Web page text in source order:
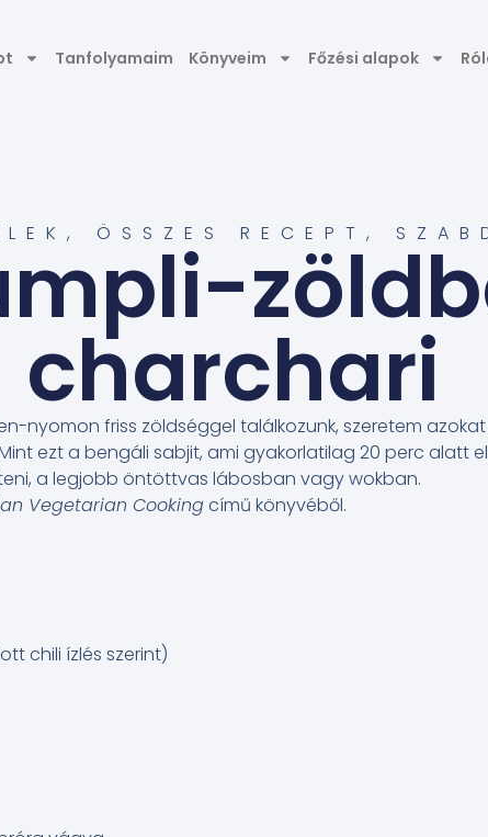
Tanfolyamaim Könyveim Főzési alapok
, ÖSSZES RECEPT ,
charchari
nyomon friss zöldséggel találkozunk, szeretem
ezt a bengáli sabjit, ami gyakorlatilag 20 perc alatt
a legjobb öntöttvas lábosban vagy wokban.
Vegetarian Cookingcímű könyvéből.
chili ízlés szerint)